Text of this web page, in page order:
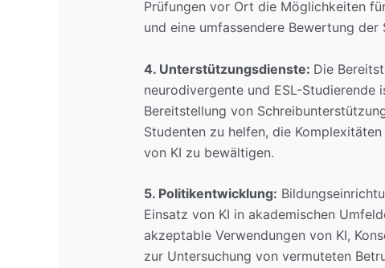
Prüfungen vor Ort die Möglichkeiten
und eine umfassendere Bewertung der
4. Unterstützungsdienste: Die
neurodivergente und ESL-
Bereitstellung von
Studenten zu helfen, die
von KI zu bewältigen.
5. Politikentwicklung:
Einsatz von KI in akademischen
akzeptable Verwendungen von KI,
zur Untersuchung von vermuteten